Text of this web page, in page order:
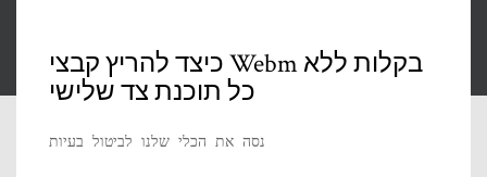
כיצד להריץ קבצי Webm בקלות ללא
כל תוכנת צד שלישי
נסה את הכלי שלנו לביטול בעיות